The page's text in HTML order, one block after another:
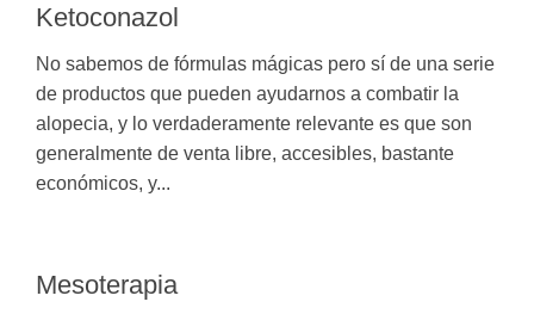
Ketoconazol
No sabemos de fórmulas mágicas pero sí de una serie
de productos que pueden ayudarnos a combatir la
alopecia, y lo verdaderamente relevante es que son
generalmente de venta libre, accesibles, bastante
económicos, y...
Mesoterapia